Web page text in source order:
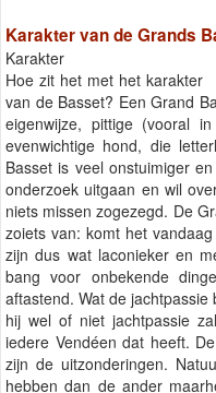
Karakter van de Grands
Karakter
Hoe zit het met het karakter
van de Basset? Een Grand
eigenwijze, pittige (vooral
evenwichtige hond, die
Basset is veel onstuimiger
onderzoek uitgaan en wil
niets missen zogezegd. De
zoiets van: komt het
zijn dus wat laconieker en
bang voor onbekende
aftastend. Wat de
hij wel of niet jachtpassie
iedere Vendéen dat heeft.
zijn de uitzonderingen.
hebben dan de ander